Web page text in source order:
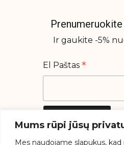
Mums rūpi jūsų
Mes naudojame slapukus, kad
Ir gaukite -5%
El Paštas *